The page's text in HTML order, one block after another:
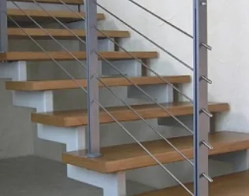
Получить
Нажимая на кнопку вы
Политикой обработки